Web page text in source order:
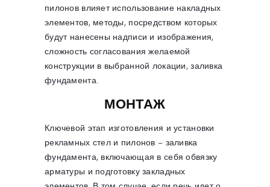
пилонов влияет использование накладных
элементов, методы, посредством которых
будут нанесены надписи и изображения,
сложность согласования желаемой
конструкции в выбранной локации, заливка
фундамента.
МОНТАЖ
Ключевой этап изготовления и установки
рекламных стел и пилонов – заливка
фундамента, включающая в себя обвязку
арматуры и подготовку закладных